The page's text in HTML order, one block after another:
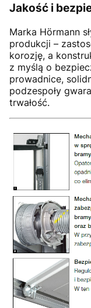
Jakość i
Marka Hörmann
produkcji –
korozję, a
z myślą o
prowadnice,
podzespoły
trwałość.